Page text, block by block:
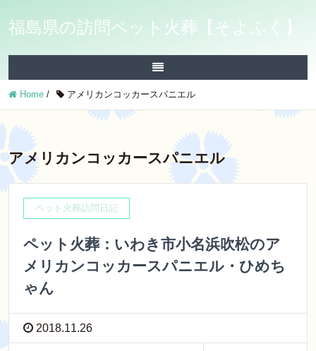
福島県の訪問ペット火葬【そよふく】
Home / アメリカンコッカースパニエル
アメリカンコッカースパニエル
ペット火葬訪問日記
ペット火葬：いわき市小名浜吹松のア
メリカンコッカースパニエル・ひめち
ゃん
2018.11.26